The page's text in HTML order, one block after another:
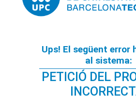
Ups! El següent error
al sistema:
PETICIÓ DEL